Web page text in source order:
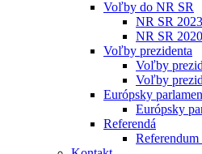
Voľby do NR SR
NR SR 2023
NR SR 2020
Voľby prezidenta
Voľby
Voľby
Európsky
Európsky
Referendá
Referendum